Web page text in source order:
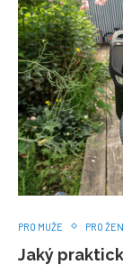
PRO MUŽE PRO
Jaký